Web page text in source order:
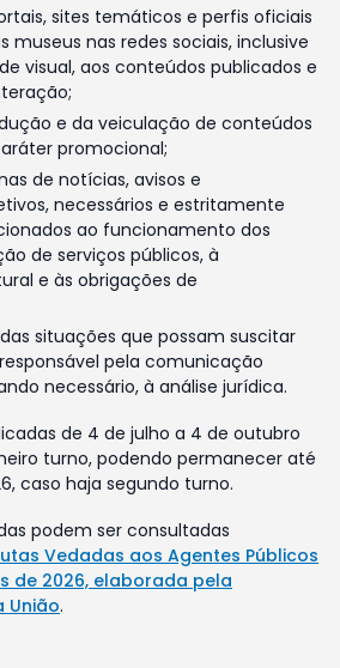
sites temáticos e perfis oficiais
museus nas redes sociais, inclusive
visual, aos conteúdos publicados e
e da veiculação de conteúdos
promocional;
de notícias, avisos e
necessários e estritamente
ao funcionamento dos
de serviços públicos, à
e às obrigações de
situações que possam suscitar
pela comunicação
necessário, à análise jurídica.
de 4 de julho a 4 de outubro
turno, podendo permanecer até
caso haja segundo turno.
podem ser consultadas
Vedadas aos Agentes Públicos
de 2026, elaborada pela
União.